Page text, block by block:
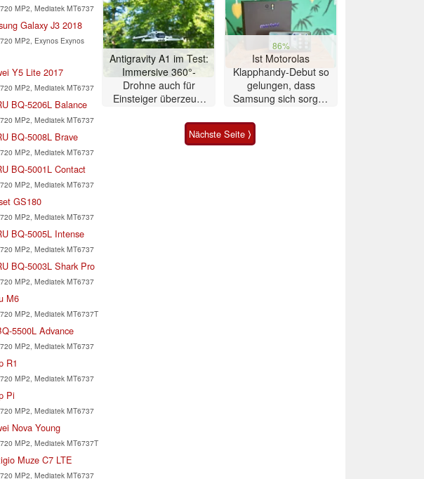
MP2, Mediatek MT6737
Galaxy J3 2018
MP2, Exynos Exynos
Y5 Lite 2017
MP2, Mediatek MT6737
BQ-5206L Balance
MP2, Mediatek MT6737
BQ-5008L Brave
MP2, Mediatek MT6737
BQ-5001L Contact
MP2, Mediatek MT6737
GS180
MP2, Mediatek MT6737
BQ-5005L Intense
MP2, Mediatek MT6737
BQ-5003L Shark Pro
MP2, Mediatek MT6737
M6
MP2, Mediatek MT6737T
5500L Advance
MP2, Mediatek MT6737
R1
MP2, Mediatek MT6737
Pi
MP2, Mediatek MT6737
Nova Young
MP2, Mediatek MT6737T
Muze C7 LTE
MP2, Mediatek MT6737
Antigravity A1 im Test:
Immersive 360°-
Drohne auch für
Einsteiger überzeugt
86%
Ist Motorolas
Klapphandy-Debut so
gelungen, dass
Samsung sich sorgen
Smartphone im Test
Nächste Seite ⟩